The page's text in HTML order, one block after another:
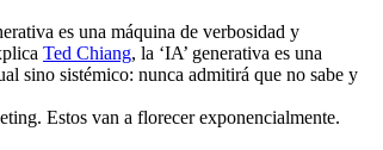
es una máquina de verbosidad y
Ted Chiang, la ‘IA’ generativa es una
sino sistémico: nunca admitirá que no sabe y
Estos van a florecer exponencialmente.